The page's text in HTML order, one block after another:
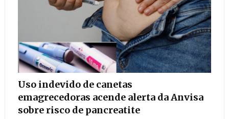
Uso indevido de canetas
emagrecedoras acende alerta da Anvisa
sobre risco de pancreatite